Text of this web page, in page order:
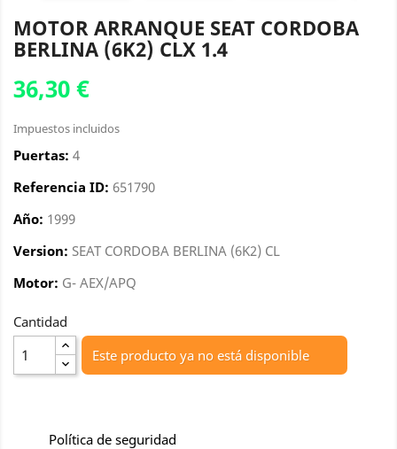
MOTOR ARRANQUE SEAT CORDOBA
BERLINA (6K2) CLX 1.4
36,30 €
Impuestos incluidos
Puertas: 4
Referencia ID: 651790
Año: 1999
Version: SEAT CORDOBA BERLINA (6K2) CL
Motor: G- AEX/APQ
Cantidad
Este producto ya no está disponible
Política de seguridad